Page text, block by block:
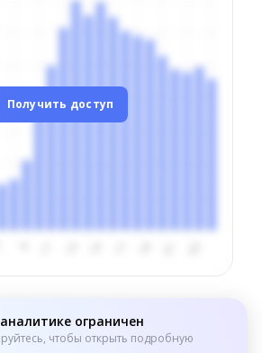
Получить доступ
ограничен
чтобы открыть подробную